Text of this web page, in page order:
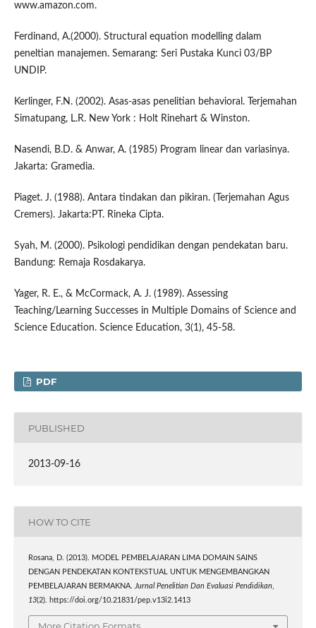
www.amazon.com.
Ferdinand, A.(2000). Structural equation modelling dalam
peneltian manajemen. Semarang: Seri Pustaka Kunci 03/BP
UNDIP.
Kerlinger, F.N. (2002). Asas-asas penelitian behavioral. Terjemahan
Simatupang, L.R. New York : Holt Rinehart & Winston.
Nasendi, B.D. & Anwar, A. (1985) Program linear dan variasinya.
Jakarta: Gramedia.
Piaget. J. (1988). Antara tindakan dan pikiran. (Terjemahan Agus
Cremers). Jakarta:PT. Rineka Cipta.
Syah, M. (2000). Psikologi pendidikan dengan pendekatan baru.
Bandung: Remaja Rosdakarya.
Yager, R. E., & McCormack, A. J. (1989). Assessing
Teaching/Learning Successes in Multiple Domains of Science and
Science Education. Science Education, 3(1), 45-58.
PDF
PUBLISHED
2013-09-16
HOW TO CITE
Rosana, D. (2013). MODEL PEMBELAJARAN LIMA DOMAIN SAINS
DENGAN PENDEKATAN KONTEKSTUAL UNTUK MENGEMBANGKAN
PEMBELAJARAN BERMAKNA. Jurnal Penelitian Dan Evaluasi Pendidikan,
13(2). https://doi.org/10.21831/pep.v13i2.1413
More Citation Formats